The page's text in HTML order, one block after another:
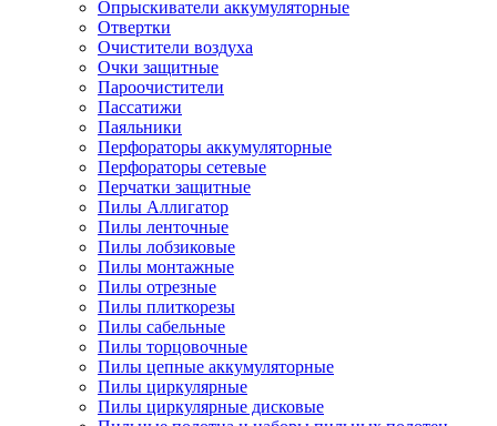
Опрыскиватели аккумуляторные
Отвертки
Очистители воздуха
Очки защитные
Пароочистители
Пассатижи
Паяльники
Перфораторы аккумуляторные
Перфораторы сетевые
Перчатки защитные
Пилы Аллигатор
Пилы ленточные
Пилы лобзиковые
Пилы монтажные
Пилы отрезные
Пилы плиткорезы
Пилы сабельные
Пилы торцовочные
Пилы цепные аккумуляторные
Пилы циркулярные
Пилы циркулярные дисковые